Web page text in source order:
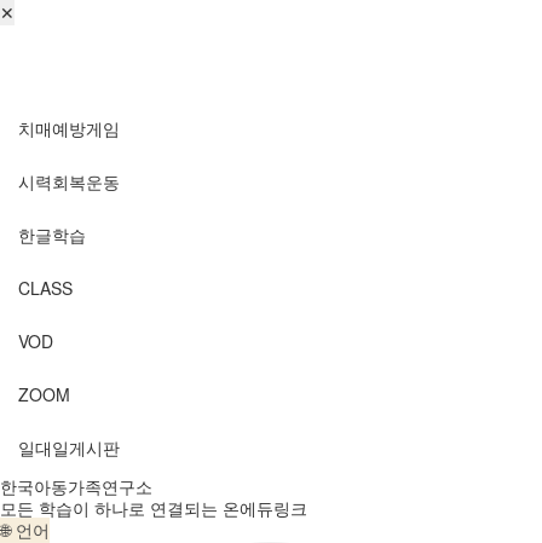
✕
치매예방게임
시력회복운동
한글학습
CLASS
VOD
ZOOM
일대일게시판
한국아동가족연구소
모든 학습이 하나로 연결되는 온에듀링크
🌐 언어